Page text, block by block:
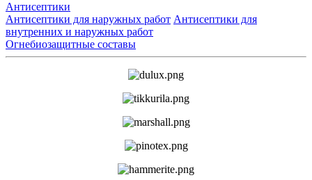
Антисептики
Антисептики для наружных работ Антисептики для
внутренних и наружных работ
Огнебиозащитные составы